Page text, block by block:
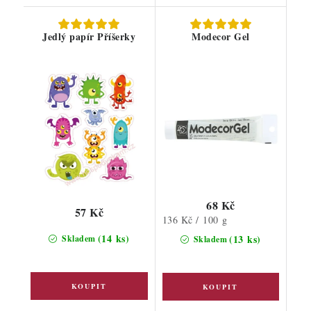
Jedlý papír Příšerky
Skladem (14 ks)
57 Kč
Modecor Gel
Skladem(13 ks)
68 Kč
Měrná
cena:
136 Kč / 100 g